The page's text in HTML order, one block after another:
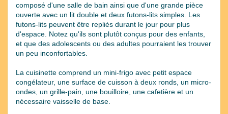
composé d'une salle de bain ainsi que d'une grande pièce
ouverte avec un lit double et deux futons-lits simples. Les
futons-lits peuvent être repliés durant le jour pour plus
d'espace. Notez qu'ils sont plutôt conçus pour des enfants,
et que des adolescents ou des adultes pourraient les trouver
un peu inconfortables.
La cuisinette comprend un mini-frigo avec petit espace
congélateur, une surface de cuisson à deux ronds, un micro-
ondes, un grille-pain, une bouilloire, une cafetière et un
nécessaire vaisselle de base.